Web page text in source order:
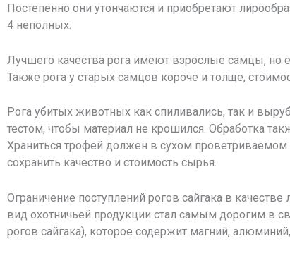
Постепенно они утончаются и приобретают
4 неполных.
Лучшего качества рога имеют взрослые самцы, но
Также рога у старых самцов короче и толще,
Рога убитых животных как спиливались, так и
тестом, чтобы материал не крошился. Обработка
Храниться трофей должен в сухом
сохранить качество и стоимость сырья.
Ограничение поступлений рогов сайгака в
вид охотничьей продукции стал самым дорогим в
рогов сайгака), которое содержит магний,